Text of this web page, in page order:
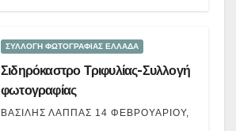
ΣΥΛΛΟΓΗ ΦΩΤΟΓΡΑΦΙΑΣ ΕΛΛΑΔΑ
Σιδηρόκαστρο Τριφυλίας-Συλλογή
φωτογραφίας
ΒΑΣΊΛΗΣ ΛΆΠΠΑΣ 14 ΦΕΒΡΟΥΑΡΊΟΥ,